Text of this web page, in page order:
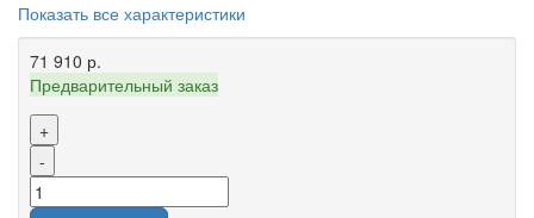
Показать все характеристики
71 910 р.
Предварительный заказ
+
-